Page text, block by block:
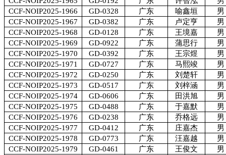
CCF-NOIP2025-1966
GD-0328 广东 喻鑫垣
男
CCF-NOIP2025-1967
GD-0382 广东 卢定亨
男
CCF-NOIP2025-1968
GD-0128 广东 王境嘉
男
CCF-NOIP2025-1969
GD-0922 广东 蒲思行
男
CCF-NOIP2025-1970
GD-0392 广东 王宗煜
男
CCF-NOIP2025-1971
GD-0727 广东 马熙竣
男
CCF-NOIP2025-1972
GD-0250 广东 刘楚轩
男
CCF-NOIP2025-1973
GD-0517 广东 刘梓涵
男
CCF-NOIP2025-1974
GD-0606 广东 田洪旭
男
CCF-NOIP2025-1975
GD-0488 广东 于嘉默
男
CCF-NOIP2025-1976
GD-0238 广东 乔格远
男
CCF-NOIP2025-1977
GD-0412 广东 庄嘉杰
男
CCF-NOIP2025-1978
GD-0773 广东 汪嘉越
男
CCF-NOIP2025-1979
GD-0461 广东 王俊文
男